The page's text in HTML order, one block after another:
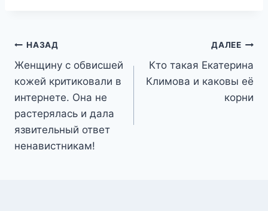
Навигация
по
записям
НАЗАД
Женщину с обвисшей
кожей критиковали в
интернете. Она не
растерялась и дала
язвительный ответ
ненавистникам!
ДАЛЕЕ
Кто такая Екатерина
Климова и каковы её
корни